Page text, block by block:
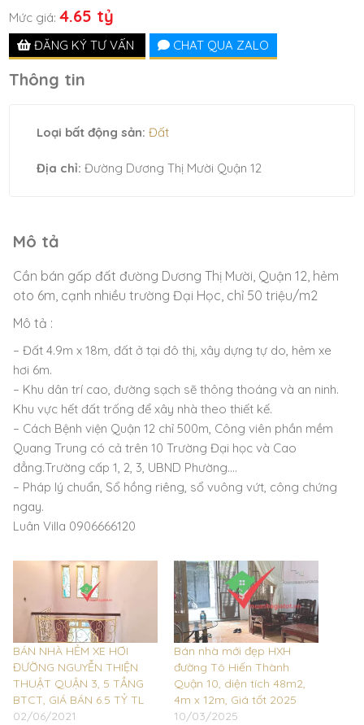
Mức giá:4.65 tỷ
ĐĂNG KÝ TƯ VẤN CHAT QUA ZALO
Thông tin
Loại bất động sản:Đất
Địa chỉ:Đường Dương Thị Mười Quận 12
Mô tả
Cần bán gấp đất đường Dương Thị Mười, Quận 12, hẻm
oto 6m, cạnh nhiều trường Đại Học, chỉ 50 triệu/m2
Mô tả :
– Đất 4.9m x 18m, đất ở tại đô thị, xây dựng tự do, hẻm xe
hơi 6m.
– Khu dân trí cao, đường sạch sẽ thông thoáng và an ninh.
Khu vực hết đất trống để xây nhà theo thiết kế.
– Cách Bệnh viện Quận 12 chỉ 500m, Công viên phần mềm
Quang Trung có cả trên 10 Trường Đại học và Cao
đẳng.Trường cấp 1, 2, 3, UBND Phường….
– Pháp lý chuẩn, Sổ hồng riêng, sổ vuông vứt, công chứng
ngay.
Luân Villa 0906666120
BÁN NHÀ HẺM XE HƠI
ĐƯỜNG NGUYỄN THIỆN
THUẬT QUẬN 3, 5 TẦNG
BTCT, GIÁ BÁN 6.5 TỶ TL
02/06/2021
Bán nhà mới đẹp HXH
đường Tô Hiến Thành
Quận 10, diện tích 48m2,
4m x 12m, Giá tốt 2025
10/03/2025